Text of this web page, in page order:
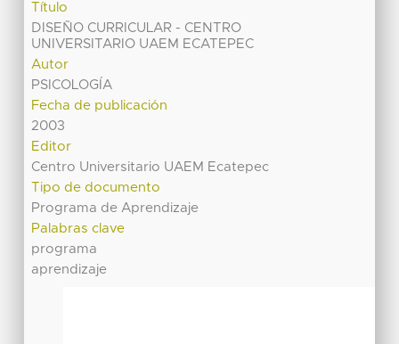
Título
DISEÑO CURRICULAR - CENTRO
UNIVERSITARIO UAEM ECATEPEC
Autor
PSICOLOGÍA
Fecha de publicación
2003
Editor
Centro Universitario UAEM Ecatepec
Tipo de documento
Programa de Aprendizaje
Palabras clave
programa
aprendizaje